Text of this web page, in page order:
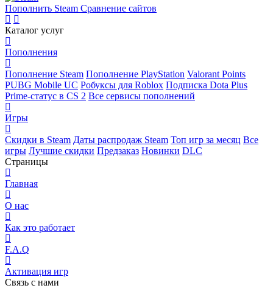
Пополнить Steam Сравнение сайтов
Каталог услуг
Пополнения
Пополнение Steam Пополнение PlayStation Valorant Points
PUBG Mobile UC Робуксы для Roblox Подписка Dota Plus
Prime-статус в CS 2 Все сервисы пополнений
Игры
Скидки в Steam Даты распродаж Steam Топ игр за месяц Все
игры Лучшие скидки Предзаказ Новинки DLC
Страницы
Главная
О нас
Как это работает
F.A.Q
Активация игр
Связь с нами